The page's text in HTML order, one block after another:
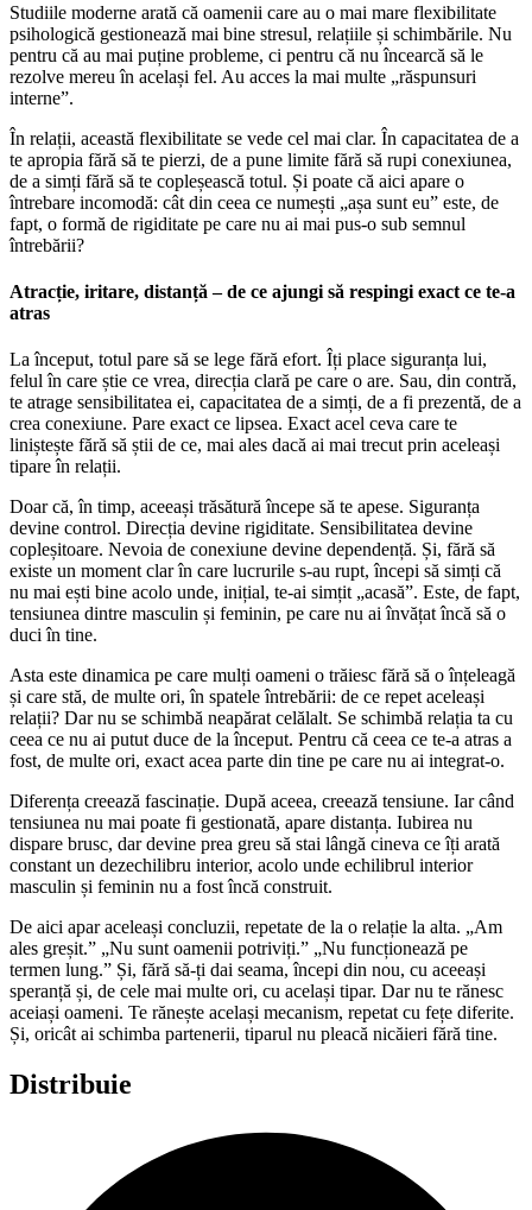
Studiile moderne arată că oamenii care au o mai mare flexibilitate
psihologică gestionează mai bine stresul, relațiile și schimbările. Nu
pentru că au mai puține probleme, ci pentru că nu încearcă să le
rezolve mereu în același fel. Au acces la mai multe „răspunsuri
interne”.
În relații, această flexibilitate se vede cel mai clar. În capacitatea de a
te apropia fără să te pierzi, de a pune limite fără să rupi conexiunea,
de a simți fără să te copleșească totul. Și poate că aici apare o
întrebare incomodă: cât din ceea ce numești „așa sunt eu” este, de
fapt, o formă de rigiditate pe care nu ai mai pus-o sub semnul
întrebării?
Atracție, iritare, distanță – de ce ajungi să respingi exact ce te-a
atras
La început, totul pare să se lege fără efort. Îți place siguranța lui,
felul în care știe ce vrea, direcția clară pe care o are. Sau, din contră,
te atrage sensibilitatea ei, capacitatea de a simți, de a fi prezentă, de a
crea conexiune. Pare exact ce lipsea. Exact acel ceva care te
liniștește fără să știi de ce, mai ales dacă ai mai trecut prin aceleași
tipare în relații.
Doar că, în timp, aceeași trăsătură începe să te apese. Siguranța
devine control. Direcția devine rigiditate. Sensibilitatea devine
copleșitoare. Nevoia de conexiune devine dependență. Și, fără să
existe un moment clar în care lucrurile s-au rupt, începi să simți că
nu mai ești bine acolo unde, inițial, te-ai simțit „acasă”. Este, de fapt,
tensiunea dintre masculin și feminin, pe care nu ai învățat încă să o
duci în tine.
Asta este dinamica pe care mulți oameni o trăiesc fără să o înțeleagă
și care stă, de multe ori, în spatele întrebării: de ce repet aceleași
relații? Dar nu se schimbă neapărat celălalt. Se schimbă relația ta cu
ceea ce nu ai putut duce de la început. Pentru că ceea ce te-a atras a
fost, de multe ori, exact acea parte din tine pe care nu ai integrat-o.
Diferența creează fascinație. După aceea, creează tensiune. Iar când
tensiunea nu mai poate fi gestionată, apare distanța. Iubirea nu
dispare brusc, dar devine prea greu să stai lângă cineva ce îți arată
constant un dezechilibru interior, acolo unde echilibrul interior
masculin și feminin nu a fost încă construit.
De aici apar aceleași concluzii, repetate de la o relație la alta. „Am
ales greșit.” „Nu sunt oamenii potriviți.” „Nu funcționează pe
termen lung.” Și, fără să-ți dai seama, începi din nou, cu aceeași
speranță și, de cele mai multe ori, cu același tipar. Dar nu te rănesc
aceiași oameni. Te rănește același mecanism, repetat cu fețe diferite.
Și, oricât ai schimba partenerii, tiparul nu pleacă nicăieri fără tine.
Distribuie